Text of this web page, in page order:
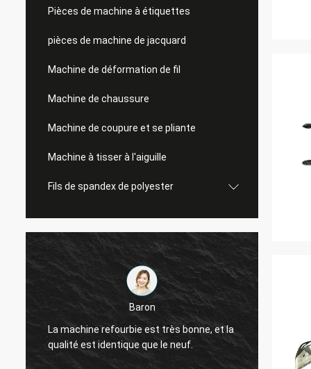
Pièces de machine à étiquettes
pièces de machine de jacquard
Machine de déformation de fil
Machine de chaussure
Machine de coupure et se pliante
Machine à tisser à l'aiguille
Fils de spandex de polyester
Baron
La machine refourbie est très bonne, et la
qualité est identique que le neuf.
amis.